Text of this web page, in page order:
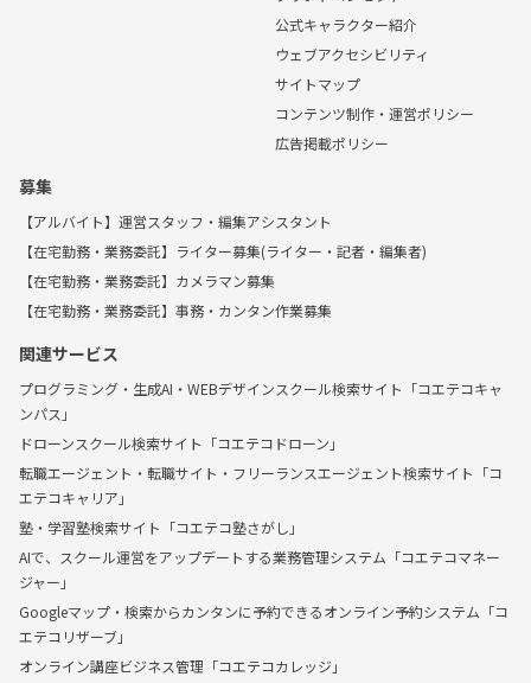
公式キャラクター紹介
ウェブアクセシビリティ
サイトマップ
コンテンツ制作・運営ポリシー
広告掲載ポリシー
募集
【アルバイト】運営スタッフ・編集アシスタント
【在宅勤務・業務委託】ライター募集(ライター・記者・編集者)
【在宅勤務・業務委託】カメラマン募集
【在宅勤務・業務委託】事務・カンタン作業募集
関連サービス
プログラミング・生成AI・WEBデザインスクール検索サイト「コエテコキャ
ンパス」
ドローンスクール検索サイト「コエテコドローン」
転職エージェント・転職サイト・フリーランスエージェント検索サイト「コ
エテコキャリア」
塾・学習塾検索サイト「コエテコ塾さがし」
AIで、スクール運営をアップデートする業務管理システム「コエテコマネー
ジャー」
Googleマップ・検索からカンタンに予約できるオンライン予約システム「コ
エテコリザーブ」
オンライン講座ビジネス管理「コエテコカレッジ」